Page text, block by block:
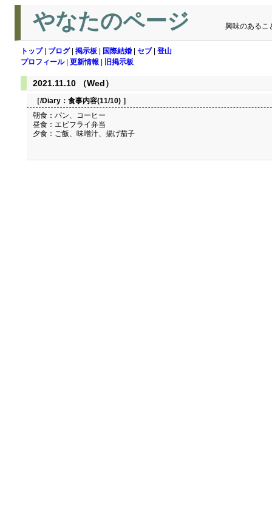
やなたのページ 興味のあるこ
トップ| ブログ| 掲示板 国際結婚 セブ| 登山
プロフィール| 更新情報 旧掲示板
2021.11.10 （Wed）
［/Diary： 食事内容(11/10) ］
朝食：パン、コーヒー
昼食：エビフライ弁当
夕食：ご飯、味噌汁、揚げ茄子